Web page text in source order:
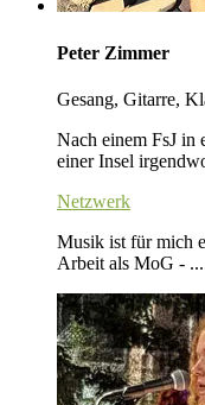
Peter Zimmer
Gesang, Gitarre,
Nach einem FsJ in
einer Insel
Netzwerk
Musik ist für mich
Arbeit als MoG -